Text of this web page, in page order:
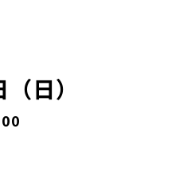
日）